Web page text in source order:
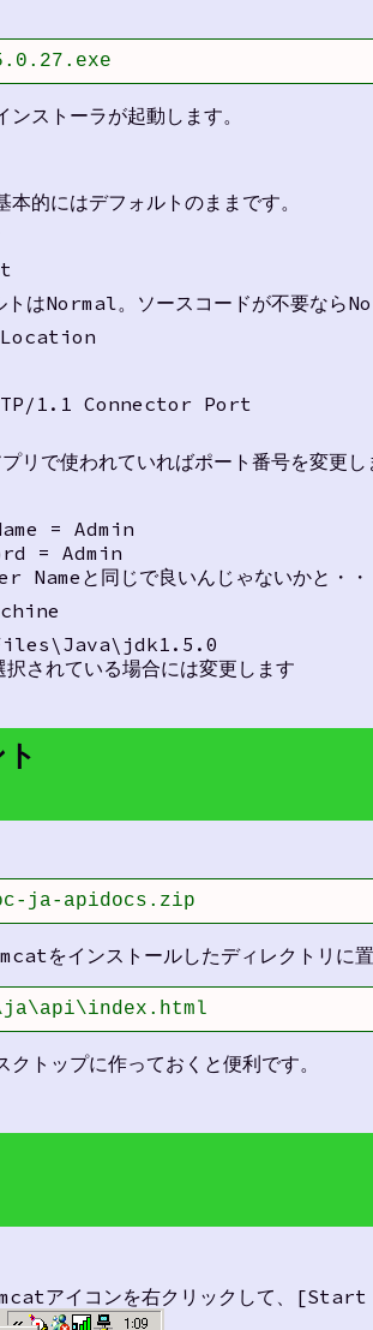
ストーラが起動します。
的にはデフォルトのままです。
はNormal。ソースコードが不要なら
1.1 Connector Port
リで使われていればポート番号を変更し
= Admin
= Admin
Nameと同じで良いんじゃないかと・・
されている場合には変更します
ja-apidocs.zip
をインストールしたディレクトリに置
トップに作っておくと便利です。
アイコンを右クリックして、